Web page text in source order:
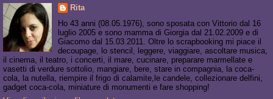
Rita
Ho 43 anni (08.05.1976), sono sposata con Vittorio dal 16
luglio 2005 e sono mamma di Giorgia dal 21.02.2009 e di
Giacomo dal 15.03.2011. Oltre lo scrapbooking mi piace il
decoupage, lo stencil, leggere, viaggiare, ascoltare musica,
il cinema, il teatro, i concerti, il mare, cucinare, preparare marmellate e
vasetti di verdure sottolio, mangiare, bere, stare in compagnia, la coca-
cola, la nutella, riempire il frigo di calamite,le candele, collezionare delfini,
gadget coca-cola, miniature di monumenti e fare shopping!